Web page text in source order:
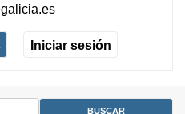
Iniciar sesión